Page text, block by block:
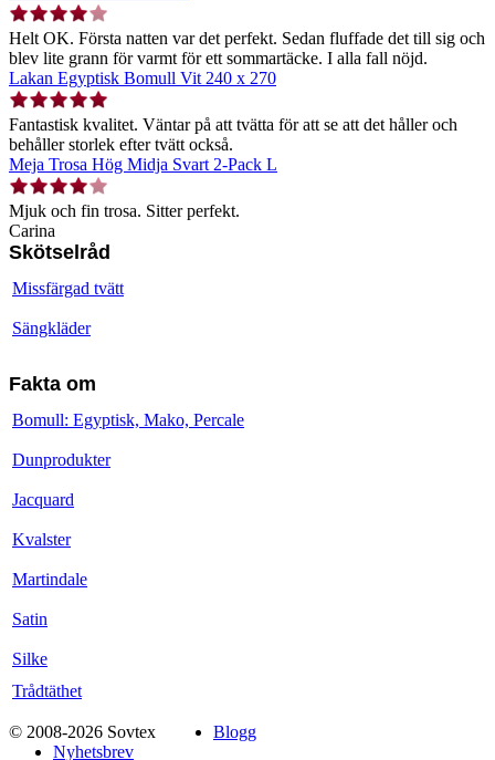
Helt OK. Första natten var det perfekt. Sedan fluffade det till sig och
blev lite grann för varmt för ett sommartäcke. I alla fall nöjd.
Lakan Egyptisk Bomull Vit 240 x 270
Fantastisk kvalitet. Väntar på att tvätta för att se att det håller och
behåller storlek efter tvätt också.
Meja Trosa Hög Midja Svart 2-Pack L
Mjuk och fin trosa. Sitter perfekt.
Carina
Skötselråd
Missfärgad tvätt
Sängkläder
Fakta om
Bomull: Egyptisk, Mako, Percale
Dunprodukter
Jacquard
Kvalster
Martindale
Satin
Silke
Trådtäthet
© 2008-2026 Sovtex
Blogg
Nyhetsbrev